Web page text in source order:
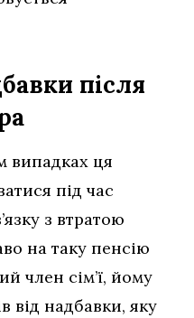
після
випадках ця
під час
з втратою
на таку пенсію
член сім’ї, йому
від надбавки, яку